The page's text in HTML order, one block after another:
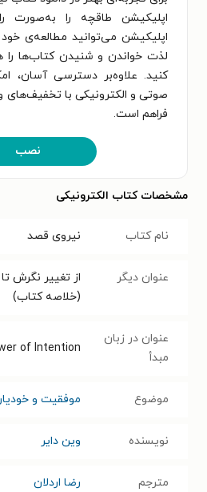
اپلیکیشن طاقچه را به‌صورت
اپلیکیشن می‌توانید مطالعه‌ی
لذت خواندن و شنیدن کتاب‌ها
کنید. علاوه‌بر دسترسی آسان،
صوتی و الکترونیکی با
فراهم است.
نصب
مشخصات کتاب الکترونیکی
نام کتاب نیروی قصد
عنوان دیگر
از تغییر نگرش
(خلاصه کتاب)
عنوان در زبان
مبدأ
of Intention
موضوع موفقیت و
نویسنده وین دایر
مترجم رضا اردلان